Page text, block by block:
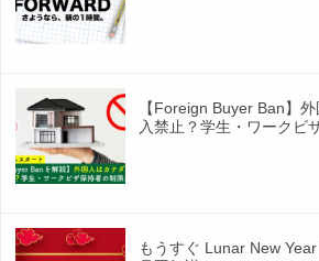
【Foreign Buyer Ban】
入禁止？学生・ワークビ
もうすぐ Lunar New